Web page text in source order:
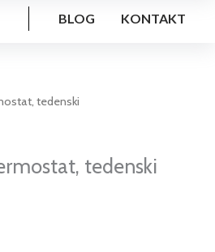
BLOG KONTAKT
tedenski
tedenski